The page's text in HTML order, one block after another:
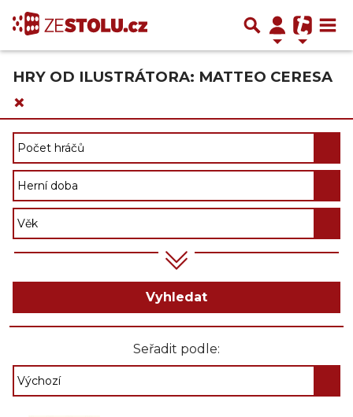
HRY OD ILUSTRÁTORA: MATTEO CERESA
×
Vyhledat
Seřadit podle: